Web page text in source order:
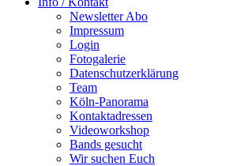
Newsletter Abo
Impressum
Login
Fotogalerie
Datenschutzerklärung
Team
Köln-Panorama
Kontaktadressen
Videoworkshop
Bands gesucht
Wir suchen Euch